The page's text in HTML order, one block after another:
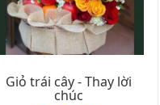
Giỏ trái cây - Thay lời
chúc